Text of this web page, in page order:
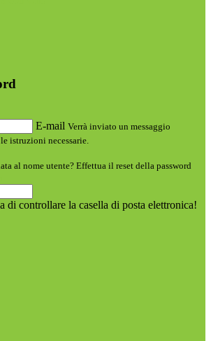
E-mail Verrà inviato un messaggio
istruzioni necessarie.
al nome utente? Effettua il reset della password
di controllare la casella di posta elettronica!